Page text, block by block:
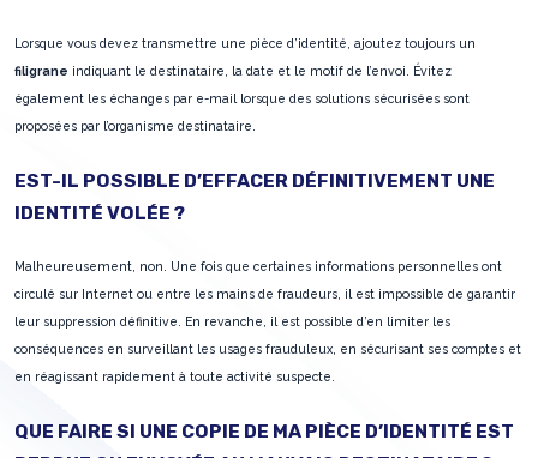
Lorsque vous devez transmettre une pièce d’identité, ajoutez toujours un
filigrane indiquant le destinataire, la date et le motif de l’envoi. Évitez
également les échanges par e-mail lorsque des solutions sécurisées sont
proposées par l’organisme destinataire.
EST-IL POSSIBLE D’EFFACER DÉFINITIVEMENT UNE
IDENTITÉ VOLÉE ?
Malheureusement, non. Une fois que certaines informations personnelles ont
circulé sur Internet ou entre les mains de fraudeurs, il est impossible de garantir
leur suppression définitive. En revanche, il est possible d’en limiter les
conséquences en surveillant les usages frauduleux, en sécurisant ses comptes et
en réagissant rapidement à toute activité suspecte.
QUE FAIRE SI UNE COPIE DE MA PIÈCE D’IDENTITÉ EST